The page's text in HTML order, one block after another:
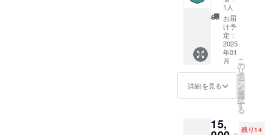
ネーム
や通称
名、
SNS等
のアカ
ウント
名でも
大丈夫
です。
のを除
掲載さ
せてい
ただき
ます。
また、
サイン
入り本
を1冊、
オリジ
を1つお
たしま
コース
では、
以下の
特典を
ご用意
してい
ます。
・お名
前の掲
載 感謝
めて、
巻末に
1人
お届
け予
定：
2025
年01
月
詳細を見る
こ
の
リ
タ
ー
ン
を
選
択
す
る
15, 残り14